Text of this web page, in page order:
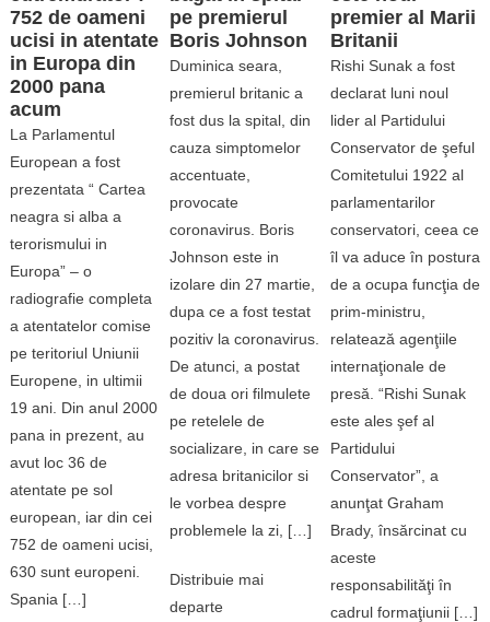
752 de oameni
ucisi in atentate
in Europa din
2000 pana
acum
La Parlamentul
European a fost
prezentata “ Cartea
neagra si alba a
terorismului in
Europa” – o
radiografie completa
a atentatelor comise
pe teritoriul Uniunii
Europene, in ultimii
19 ani. Din anul 2000
pana in prezent, au
avut loc 36 de
atentate pe sol
european, iar din cei
752 de oameni ucisi,
630 sunt europeni.
Spania […]
pe premierul
Boris Johnson
Duminica seara,
premierul britanic a
fost dus la spital, din
cauza simptomelor
accentuate,
provocate
coronavirus. Boris
Johnson este in
izolare din 27 martie,
dupa ce a fost testat
pozitiv la coronavirus.
De atunci, a postat
de doua ori filmulete
pe retelele de
socializare, in care se
adresa britanicilor si
le vorbea despre
problemele la zi, […]
Distribuie mai
departe
premier al Marii
Britanii
Rishi Sunak a fost
declarat luni noul
lider al Partidului
Conservator de şeful
Comitetului 1922 al
parlamentarilor
conservatori, ceea ce
îl va aduce în postura
de a ocupa funcţia de
prim-ministru,
relatează agenţiile
internaţionale de
presă. “Rishi Sunak
este ales şef al
Partidului
Conservator”, a
anunţat Graham
Brady, însărcinat cu
aceste
responsabilităţi în
cadrul formaţiunii […]